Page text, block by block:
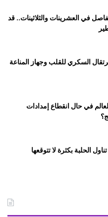
في العشرينات والثلاثينات.. قد
السكري للقلب وجهاز المناعة
في حال انقطاع إمدادات